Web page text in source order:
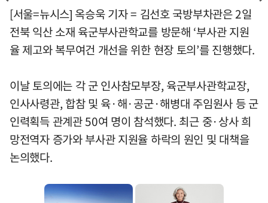
[서울=뉴시스] 옥승욱 기자 = 김선호 국방부차관은 2일
전북 익산 소재 육군부사관학교를 방문해 ‘부사관 지원
율 제고와 복무여건 개선을 위한 현장 토의’를 진행했다.
이날 토의에는 각 군 인사참모부장, 육군부사관학교장,
인사사령관, 합참 및 육·해·공군·해병대 주임원사 등 군
인력획득 관계관 50여 명이 참석했다. 최근 중·상사 희
망전역자 증가와 부사관 지원율 하락의 원인 및 대책을
논의했다.